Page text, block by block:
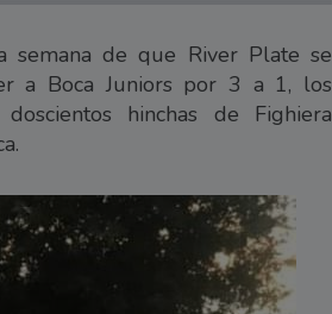
semana de que River Plate se
a Boca Juniors por 3 a 1, los
hinchas de Fighiera